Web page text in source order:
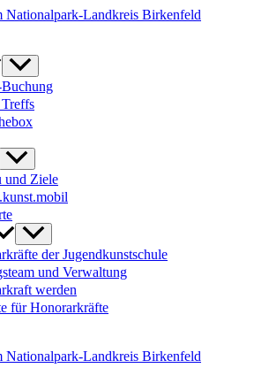
und Ziele
der Jugendkunstschule
und Verwaltung
werden
für Honorarkräfte